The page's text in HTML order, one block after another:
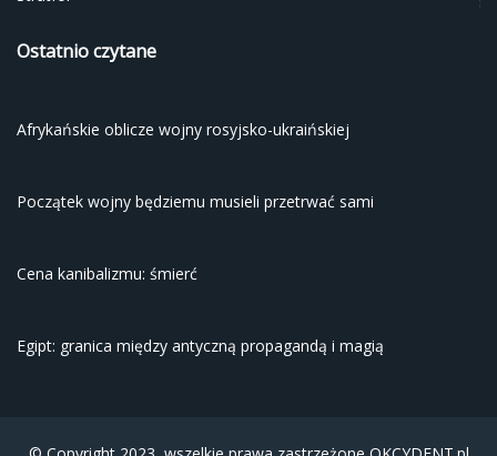
Ostatnio czytane
Afrykańskie oblicze wojny rosyjsko-ukraińskiej
Początek wojny będziemu musieli przetrwać sami
Cena kanibalizmu: śmierć
Egipt: granica między antyczną propagandą i magią